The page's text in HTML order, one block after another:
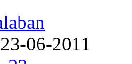
06-2011